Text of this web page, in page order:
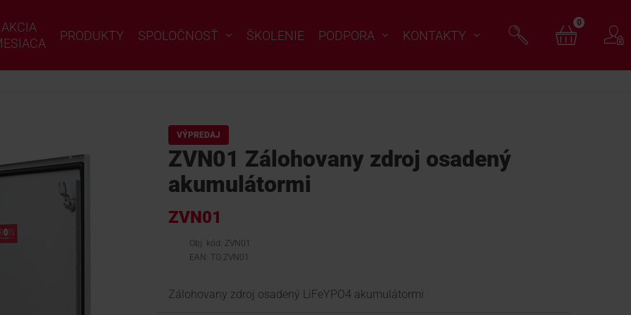
AKCIA
PRODUKTY SPOLOČNOSŤ ŠKOLENIE PODPORA KONTAKTY
0
VÝPREDAJ
ZVN01 Zálohovany zdroj osadený
akumulátormi
ZVN01
Obj. kód: ZVN01
EAN: TG:ZVN01
Zálohovany zdroj osadený LiFeYPO4 akumulátormi